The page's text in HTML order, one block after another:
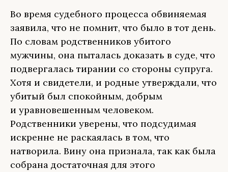
Во время судебного процесса обвиняемая
заявила, что не помнит, что было в тот день.
По словам родственников убитого
мужчины, она пыталась доказать в суде, что
подвергалась тирании со стороны супруга.
Хотя и свидетели, и родные утверждали, что
убитый был спокойным, добрым
и уравновешенным человеком.
Родственники уверены, что подсудимая
искренне не раскаялась в том, что
натворила. Вину она признала, так как была
собрана достаточная для этого